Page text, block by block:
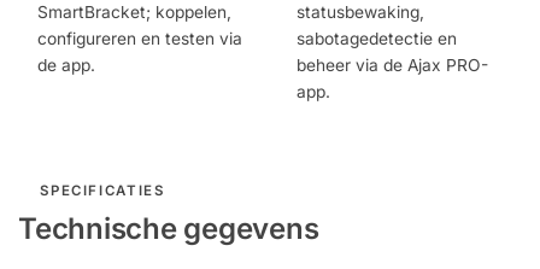
SmartBracket; koppelen,
configureren en testen via
de app.
statusbewaking,
sabotagedetectie en
beheer via de Ajax PRO-
app.
SPECIFICATIES
Technische gegevens